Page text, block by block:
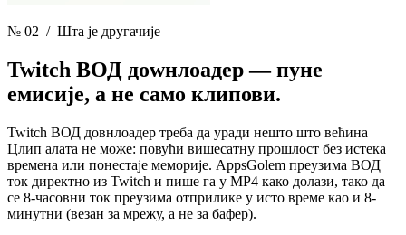
№ 02 / Шта је другачије
Twitch ВОД доwнлоадер —пуне
емисије, а не само клипови.
Twitch ВОД довнлоадер треба да уради нешто што већина
Цлип алата не може: повући вишесатну прошлост без истека
времена или понестаје меморије. AppsGolem преузима ВОД
ток директно из Twitch и пише га у MP4 како долази, тако да
се 8-часовни ток преузима отприлике у исто време као и 8-
минутни (везан за мрежу, а не за бафер).